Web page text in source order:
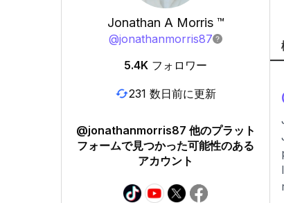
Jonathan A Morris ™️
@jonathanmorris87
5.4K フォロワー
231 数日前に更新
@jonathanmorris87 他のプラット
フォームで見つかった可能性のある
アカウント